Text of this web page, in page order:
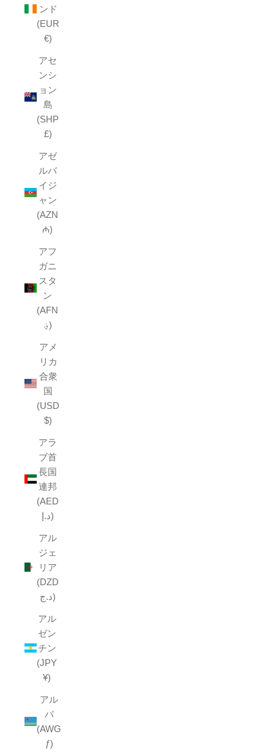
ンド
(EUR
€)
アセ
ンシ
ョン
島
(SHP
£)
アゼ
ルバ
イジ
ャン
(AZN
₼)
アフ
ガニ
スタ
ン
(AFN
؋)
アメ
リカ
合衆
国
(USD
$)
アラ
ブ首
長国
連邦
(AED
د.إ)
アル
ジェ
リア
(DZD
د.ج)
アル
ゼン
チン
(JPY
¥)
アル
バ
(AWG
ƒ)